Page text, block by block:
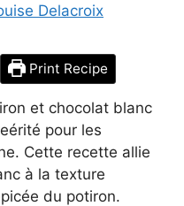
Delacroix
Print Recipe
et chocolat blanc
pour les
Cette recette allie
à la texture
du potiron.